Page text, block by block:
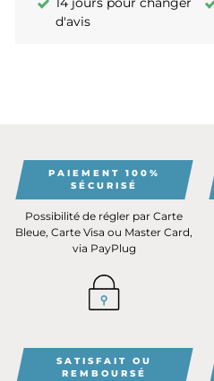
d'avis
PAIEMENT 100%
SÉCURISÉ
Possibilité de régler par Carte
Bleue, Carte Visa ou Master Card,
via PayPlug
SATISFAIT OU
REMBOURSÉ